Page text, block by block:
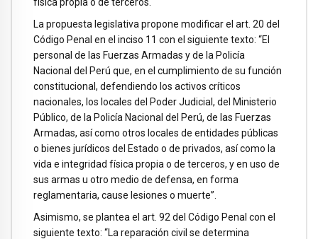
La propuesta legislativa propone modificar el art. 20 del
Código Penal en el inciso 11 con el siguiente texto: “El
personal de las Fuerzas Armadas y de la Policía
Nacional del Perú que, en el cumplimiento de su función
constitucional, defendiendo los activos críticos
nacionales, los locales del Poder Judicial, del Ministerio
Público, de la Policía Nacional del Perú, de las Fuerzas
Armadas, así como otros locales de entidades públicas
o bienes jurídicos del Estado o de privados, así como la
vida e integridad física propia o de terceros, y en uso de
sus armas u otro medio de defensa, en forma
reglamentaria, cause lesiones o muerte”.
Asimismo, se plantea el art. 92 del Código Penal con el
siguiente texto: “La reparación civil se determina